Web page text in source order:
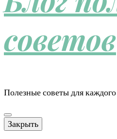
советов
Полезные советы для
Закрыть